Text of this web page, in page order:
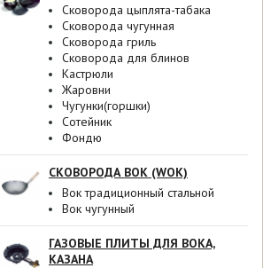
Сковорода цыплята-табака
Сковорода чугунная
Сковорода гриль
Сковорода для блинов
Кастрюли
Жаровни
Чугунки(горшки)
Сотейник
Фондю
СКОВОРОДА ВОК (WOK)
Вок традиционный стальной
Вок чугунный
ГАЗОВЫЕ ПЛИТЫ ДЛЯ ВОКА,
КАЗАНА